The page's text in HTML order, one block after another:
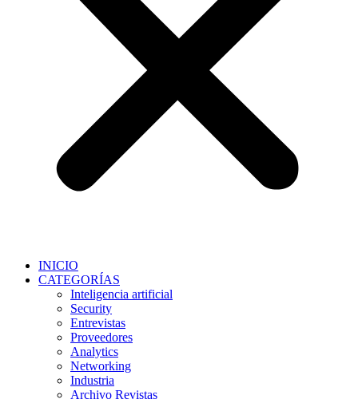
INICIO
CATEGORÍAS
Inteligencia artificial
Security
Entrevistas
Proveedores
Analytics
Networking
Industria
Archivo Revistas